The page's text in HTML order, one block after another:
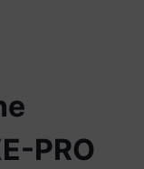
PRO